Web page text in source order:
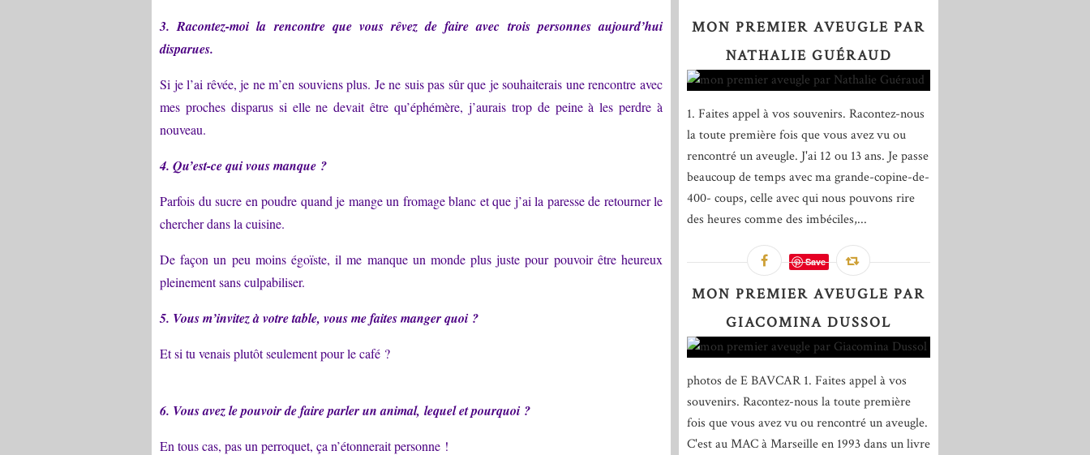
3. Racontez-moi la rencontre que vous rêvez de faire avec trois personnes aujourd’hui
disparues.
Si je l’ai rêvée, je ne m’en souviens plus. Je ne suis pas sûr que je souhaiterais une rencontre avec
mes proches disparus si elle ne devait être qu’éphémère, j’aurais trop de peine à les perdre à
nouveau.
4. Qu’est-ce qui vous manque ?
Parfois du sucre en poudre quand je mange un fromage blanc et que j’ai la paresse de retourner le
chercher dans la cuisine.
De façon un peu moins égoïste, il me manque un monde plus juste pour pouvoir être heureux
pleinement sans culpabiliser.
5. Vous m’invitez à votre table, vous me faites manger quoi ?
Et si tu venais plutôt seulement pour le café ?
6. Vous avez le pouvoir de faire parler un animal, lequel et pourquoi ?
En tous cas, pas un perroquet, ça n’étonnerait personne !
MON PREMIER AVEUGLE PAR
NATHALIE GUÉRAUD
1. Faites appel à vos souvenirs. Racontez-nous
la toute première fois que vous avez vu ou
rencontré un aveugle. J'ai 12 ou 13 ans. Je passe
beaucoup de temps avec ma grande-copine-de-
400- coups, celle avec qui nous pouvons rire
des heures comme des imbéciles,...
Save
MON PREMIER AVEUGLE PAR
GIACOMINA DUSSOL
photos de E BAVCAR 1. Faites appel à vos
souvenirs. Racontez-nous la toute première
fois que vous avez vu ou rencontré un aveugle.
C'est au MAC à Marseille en 1993 dans un livre